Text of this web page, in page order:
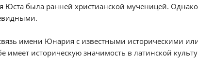
Юста была ранней христианской мученицей.
имени Юнария с известными историческими
имеет историческую значимость в латинской